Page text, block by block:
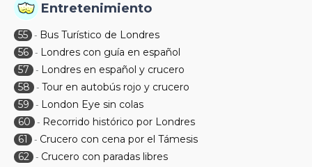
Entretenimiento
55 - Bus Turístico de Londres
56 - Londres con guía en español
57
- Londres en español y crucero
58
- Tour en autobús rojo y crucero
59
- London Eye sin colas
60
- Recorrido histórico por Londres
61
- Crucero con cena por el Támesis
62 - Crucero con paradas libres